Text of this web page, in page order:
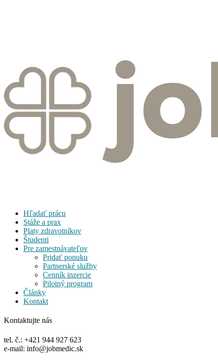
Hľadať prácu
Stáže a prax
Platy zdravotníkov
Študenti
Pre zamestnávateľov
Pridať ponuku
Partnerské služby
Cenník inzercie
Pilotný program
Články
Kontakt
Kontaktujte nás
tel. č.: +421 944 927 623
e-mail: info@jobmedic.sk